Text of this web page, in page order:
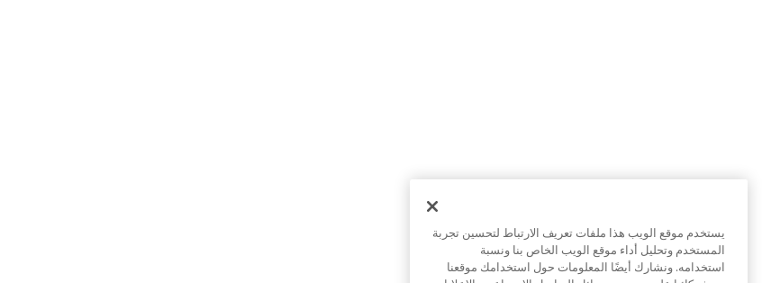
يستخدم موقع الويب هذا ملفات تعريف الارتباط لتحسين تجربة
المستخدم وتحليل أداء موقع الويب الخاص بنا ونسبة
استخدامه. ونشارك أيضًا المعلومات حول استخدامك موقعنا